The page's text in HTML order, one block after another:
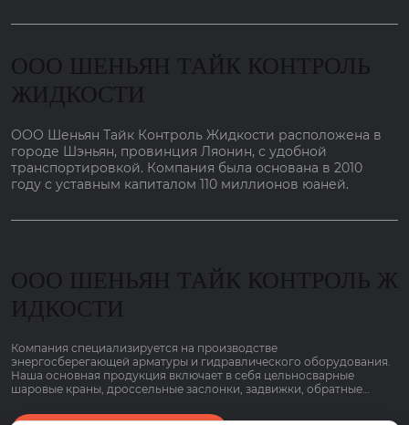
ООО ШЕНЬЯН ТАЙК КОНТРОЛЬ
ЖИДКОСТИ
ООО Шеньян Тайк Контроль Жидкости расположена в
городе Шэньян, провинция Ляонин, с удобной
транспортировкой. Компания была основана в 2010
году с уставным капиталом 110 миллионов юаней.
ООО ШЕНЬЯН ТАЙК КОНТРОЛЬ Ж
ИДКОСТИ
Компания специализируется на производстве
энергосберегающей арматуры и гидравлического оборудования.
Наша основная продукция включает в себя цельносварные
шаровые краны, дроссельные заслонки, задвижки, обратные
корпусов клапанов и т. д., используемые в отопительной и газовой